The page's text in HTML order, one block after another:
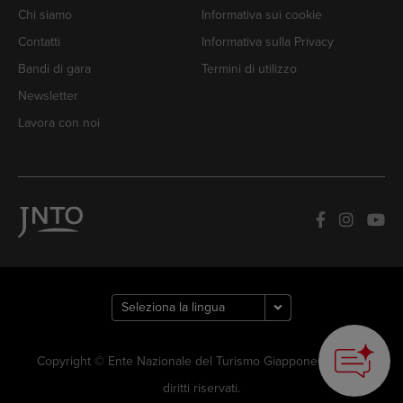
Chi siamo
Contatti
Bandi di gara
Newsletter
Lavora con noi
Informativa sui cookie
Informativa sulla Privacy
Termini di utilizzo
Copyright © Ente Nazionale del Turismo Giapponese. Tutti i
diritti riservati.
help you?